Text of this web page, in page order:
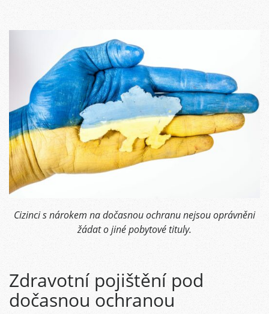
Cizinci s nárokem na dočasnou ochranu nejsou oprávněni
žádat o jiné pobytové tituly.
Zdravotní pojištění pod
dočasnou ochranou